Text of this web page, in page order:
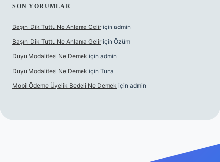
SON YORUMLAR
Başını Dik Tuttu Ne Anlama Gelir için admin
Başını Dik Tuttu Ne Anlama Gelir için Özüm
Duyu Modalitesi Ne Demek için admin
Duyu Modalitesi Ne Demek için Tuna
Mobil Ödeme Üyelik Bedeli Ne Demek için admin